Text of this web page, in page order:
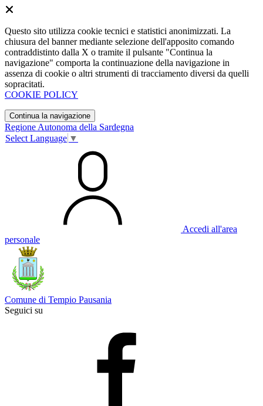
Questo sito utilizza cookie tecnici e statistici anonimizzati. La
chiusura del banner mediante selezione dell'apposito comando
contraddistinto dalla X o tramite il pulsante "Continua la
navigazione" comporta la continuazione della navigazione in
assenza di cookie o altri strumenti di tracciamento diversi da quelli
sopracitati.
COOKIE POLICY
Continua la navigazione
Regione Autonoma della Sardegna
Select Language ▼
Accedi all'area
personale
Comune di Tempio Pausania
Seguici su